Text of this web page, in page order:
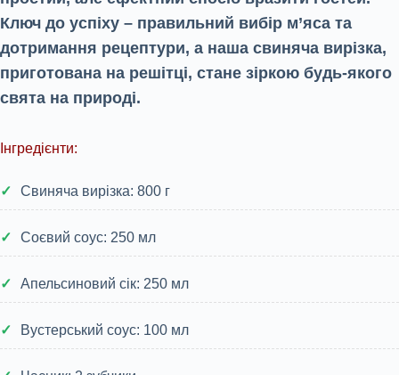
Ключ до успіху – правильний вибір м’яса та
дотримання рецептури, а наша свиняча вирізка,
приготована на решітці, стане зіркою будь-якого
свята на природі.
Інгредієнти:
Свиняча вирізка: 800 г
Соєвий соус: 250 мл
Апельсиновий сік: 250 мл
Вустерський соус: 100 мл